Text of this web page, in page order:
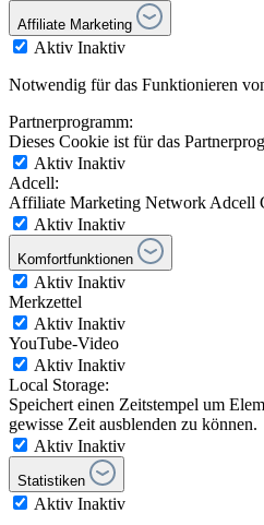
Affiliate Marketing
Aktiv Inaktiv
Notwendig für das Funktionieren
Partnerprogramm:
Dieses Cookie ist für das
Aktiv Inaktiv
Adcell:
Affiliate Marketing Network Adcell
Aktiv Inaktiv
Komfortfunktionen
Aktiv Inaktiv
Merkzettel
Aktiv Inaktiv
YouTube-Video
Aktiv Inaktiv
Local Storage:
Speichert einen Zeitstempel um
gewisse Zeit ausblenden zu können.
Aktiv Inaktiv
Statistiken
Aktiv Inaktiv